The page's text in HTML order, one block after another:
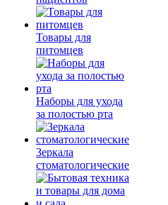
Товары для
питомцев
Наборы для ухода
за полостью рта
Зеркала
стоматологические